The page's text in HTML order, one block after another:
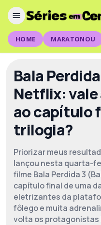
HOME MARATONOU
Bala
Netflix:
ao capítulo
trilogia?
Priorizar meus
lançou nesta quarta-
filme Bala Perdida 3
capítulo final de uma
eletrizantes da
fôlego e muita
volta os protagonistas